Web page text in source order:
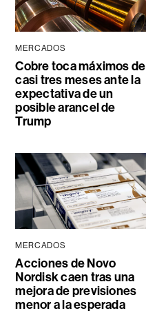
MERCADOS
Cobre toca máximos de
casi tres meses ante la
expectativa de un
posible arancel de
Trump
MERCADOS
Acciones de Novo
Nordisk caen tras una
mejora de previsiones
menor a la esperada